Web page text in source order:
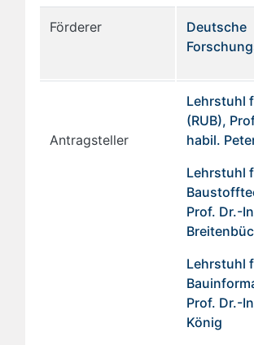
Förderer
Deutsche
Antragsteller
Lehrstuhl
(RUB),
habil.
Lehrstuhl
Prof. Dr.-
Lehrstuhl
Prof. Dr.-
König